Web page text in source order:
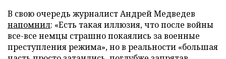
В свою очередь журналист Андрей Медведев
напомнил: «Есть такая иллюзия, что после войны
все-все немцы страшно покаялись за военные
преступления режима», но в реальности «большая